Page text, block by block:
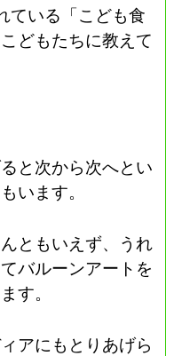
ている「こども食
どもたちに教えて
と次から次へとい
います。
ともいえず、うれ
バルーンアートを
す。
アにもとりあげら